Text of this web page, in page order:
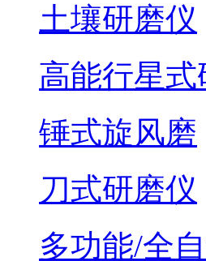
土壤研磨仪
高能行星式
锤式旋风磨
刀式研磨仪
多功能/全